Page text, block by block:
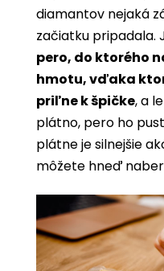
diamantov nejaká
začiatku pripadala.
pero, do ktorého
hmotu, vďaka
priľne k špičke, a
plátno, pero ho
plátne je silnejšie
môžete hneď